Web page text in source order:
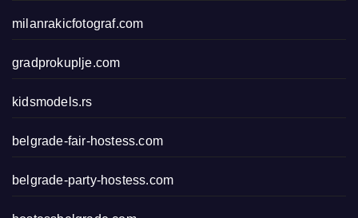
milanrakicfotograf.com
gradprokuplje.com
kidsmodels.rs
belgrade-fair-hostess.com
belgrade-party-hostess.com